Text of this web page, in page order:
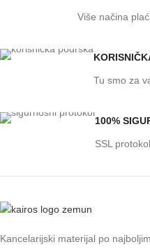
Više načina
Tu smo za
100%
SSL protokol
Kancelarijski materijal po